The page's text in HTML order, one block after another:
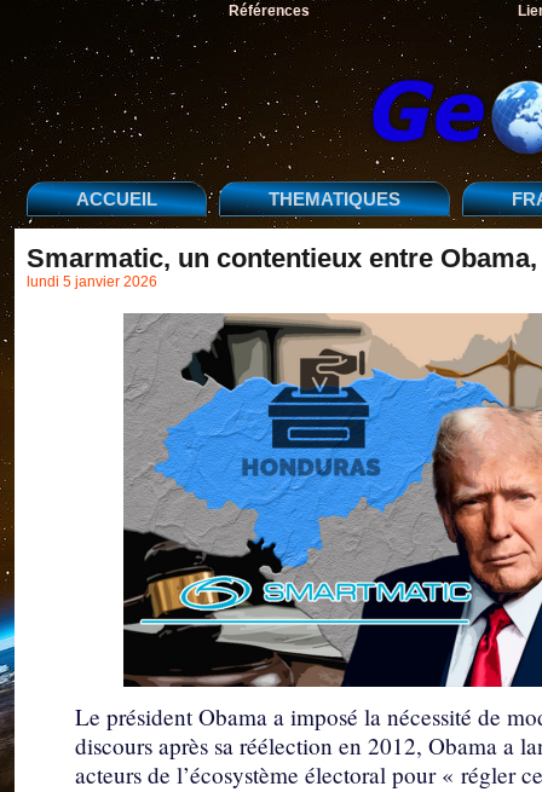
Références
ACCUEIL THEMATIQUES
Smarmatic, un contentieux entre
lundi 5 janvier 2026
Le président Obama a imposé la nécessité de
discours après sa réélection en 2012, Obama a
acteurs de l’écosystème électoral pour « régler